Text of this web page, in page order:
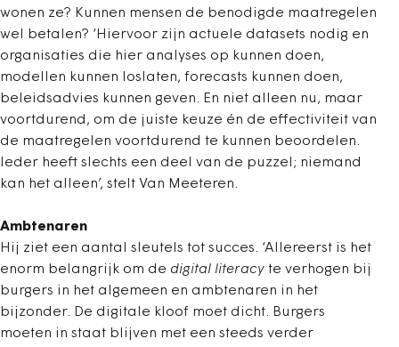
wonen ze? Kunnen mensen de benodigde maatregelen
wel betalen? ‘Hiervoor zijn actuele datasets nodig en
organisaties die hier analyses op kunnen doen,
modellen kunnen loslaten, forecasts kunnen doen,
beleidsadvies kunnen geven. En niet alleen nu, maar
voortdurend, om de juiste keuze én de effectiviteit van
de maatregelen voortdurend te kunnen beoordelen.
Ieder heeft slechts een deel van de puzzel; niemand
kan het alleen’, stelt Van Meeteren.
Ambtenaren
Hij ziet een aantal sleutels tot succes. ‘Allereerst is het
enorm belangrijk om de digital literacy te verhogen bij
burgers in het algemeen en ambtenaren in het
bijzonder. De digitale kloof moet dicht. Burgers
moeten in staat blijven met een steeds verder